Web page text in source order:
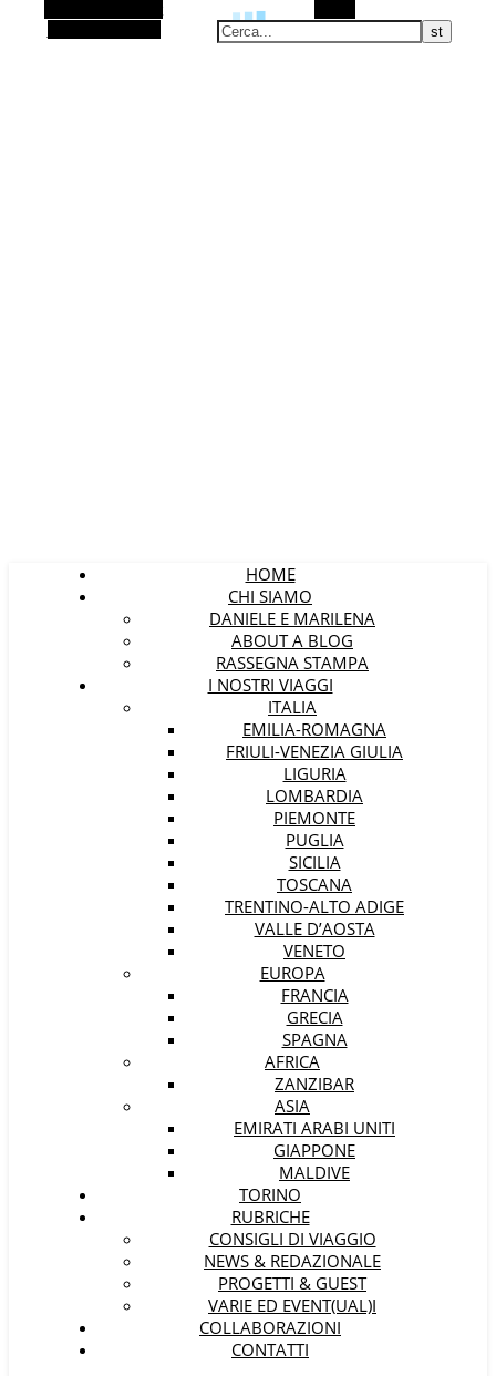
HOME
CHI SIAMO
DANIELE E MARILENA
ABOUT A BLOG
RASSEGNA STAMPA
I NOSTRI VIAGGI
ITALIA
EMILIA-ROMAGNA
FRIULI-VENEZIA GIULIA
LIGURIA
LOMBARDIA
PIEMONTE
PUGLIA
SICILIA
TOSCANA
TRENTINO-ALTO ADIGE
VALLE D’AOSTA
VENETO
EUROPA
FRANCIA
GRECIA
SPAGNA
AFRICA
ZANZIBAR
ASIA
EMIRATI ARABI UNITI
GIAPPONE
MALDIVE
TORINO
RUBRICHE
CONSIGLI DI VIAGGIO
NEWS & REDAZIONALE
PROGETTI & GUEST
VARIE ED EVENT(UAL)I
COLLABORAZIONI
CONTATTI